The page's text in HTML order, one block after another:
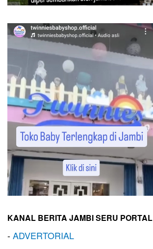
KANAL BERITA JAMBI SERU PORTAL
-ADVERTORIAL